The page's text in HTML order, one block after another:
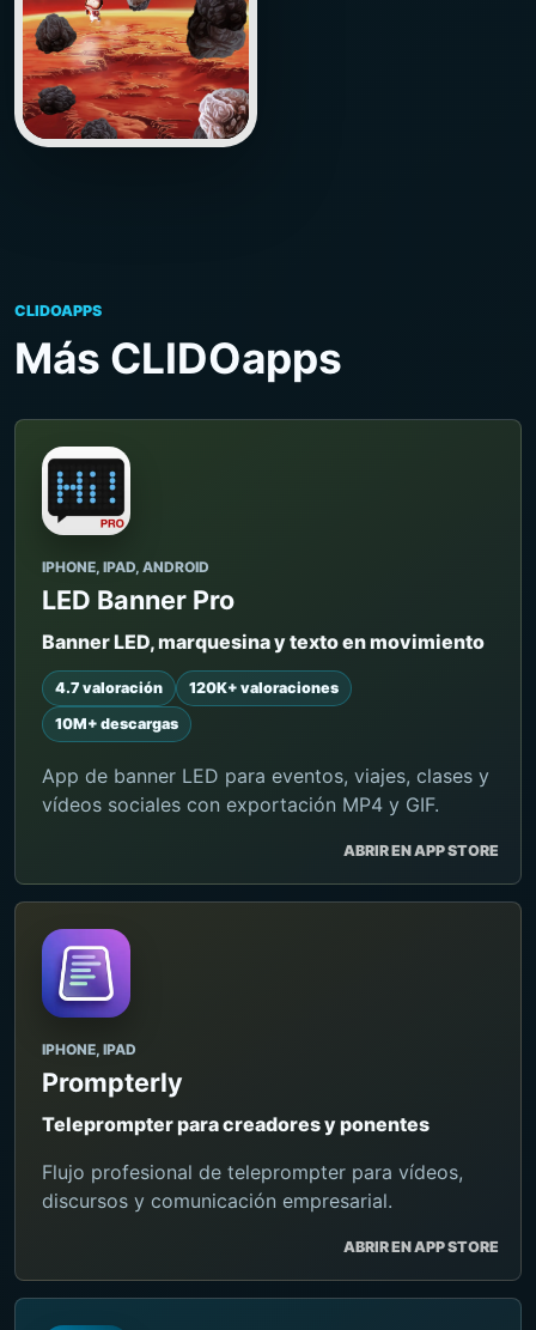
CLIDOAPPS
Más CLIDOapps
IPHONE, IPAD, ANDROID
LED Banner Pro
Banner LED, marquesina y texto en movimiento
4.7 valoración
120K+ valoraciones
10M+ descargas
App de banner LED para eventos, viajes, clases y
vídeos sociales con exportación MP4 y GIF.
ABRIR EN APP STORE
IPHONE, IPAD
Prompterly
Teleprompter para creadores y ponentes
Flujo profesional de teleprompter para vídeos,
discursos y comunicación empresarial.
ABRIR EN APP STORE